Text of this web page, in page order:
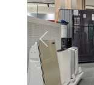
Précédente